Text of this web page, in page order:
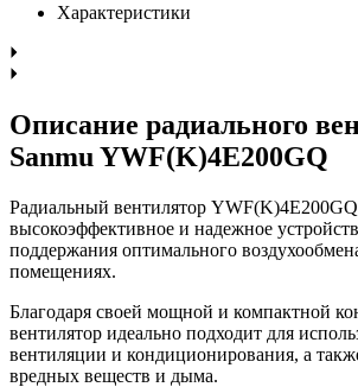
Характеристики
Описание радиального
Sanmu YWF(K)4E200GQ
Радиальный вентилятор YWF(K)4E200GQ
высокоэффективное и надежное
поддержания оптимального
помещениях.
Благодаря своей мощной и компактной
вентилятор идеально подходит для
вентиляции и кондиционирования, а
вредных веществ и дыма.